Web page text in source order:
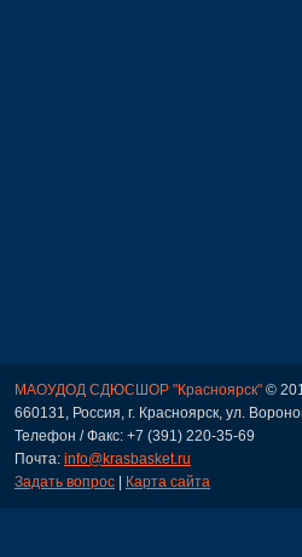
МАОУДОД СДЮСШОР "Красноярск" ©
660131, Россия, г. Красноярск, ул.
Телефон / Факс: +7 (391) 220-35-69
Почта: info@krasbasket.ru
Задать вопрос | Карта сайта